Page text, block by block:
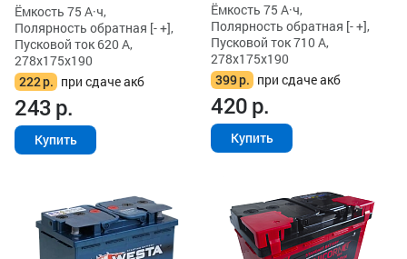
Ёмкость 75 А·ч,
Полярность обратная [- +],
Пусковой ток 620 А,
278x175x190
222р. при сдаче акб
243р.
Купить
Ёмкость 75 А·ч,
Полярность обратная [- +],
Пусковой ток 710 А,
278x175x190
399р. при сдаче акб
420р.
Купить